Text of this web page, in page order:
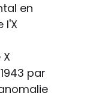
en
l'X
par